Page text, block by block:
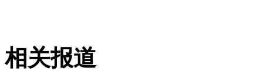
女孩北京地铁殴打老人 痛下狠手拳打脚踢
相关报道